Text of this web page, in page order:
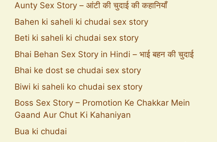
Aunty Sex Story – आंटी की चुदाई की कहानियाँ
Bahen ki saheli ki chudai sex story
Beti ki saheli ki chudai sex story
Bhai Behan Sex Story in Hindi – भाई बहन की चुदाई
Bhai ke dost se chudai sex story
Biwi ki saheli ko chudai sex story
Boss Sex Story – Promotion Ke Chakkar Mein
Gaand Aur Chut Ki Kahaniyan
Bua ki chudai